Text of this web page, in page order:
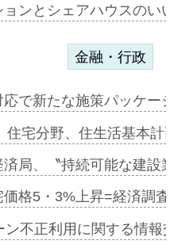
ョンとシェアハウスの
金融・行政
応で新たな施策パッケ
住宅分野、住生活基本
済局、〝持続可能な建
格5・3%上昇=経済調
ン不正利用に関する情